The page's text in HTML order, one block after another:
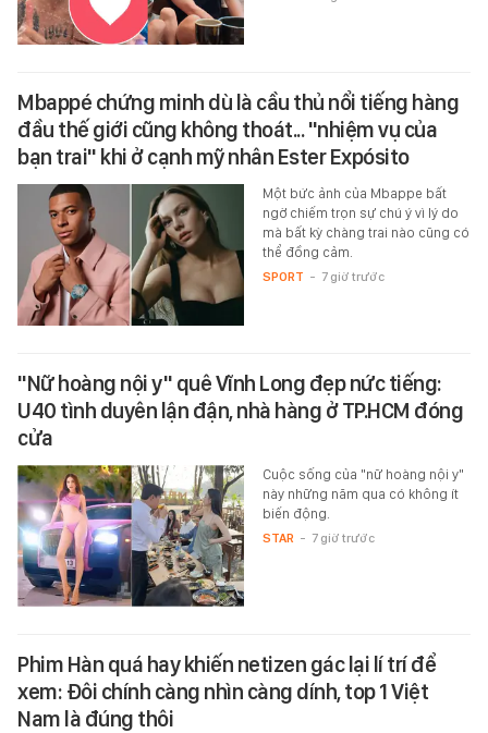
Mbappé chứng minh dù là cầu thủ nổi tiếng hàng
đầu thế giới cũng không thoát... "nhiệm vụ của
bạn trai" khi ở cạnh mỹ nhân Ester Expósito
Một bức ảnh của Mbappe bất
ngờ chiếm trọn sự chú ý vì lý do
mà bất kỳ chàng trai nào cũng có
thể đồng cảm.
SPORT - 7 giờ trước
"Nữ hoàng nội y" quê Vĩnh Long đẹp nức tiếng:
U40 tình duyên lận đận, nhà hàng ở TP.HCM đóng
cửa
Cuộc sống của "nữ hoàng nội y"
này những năm qua có không ít
biến động.
STAR - 7 giờ trước
Phim Hàn quá hay khiến netizen gác lại lí trí để
xem: Đôi chính càng nhìn càng dính, top 1 Việt
Nam là đúng thôi